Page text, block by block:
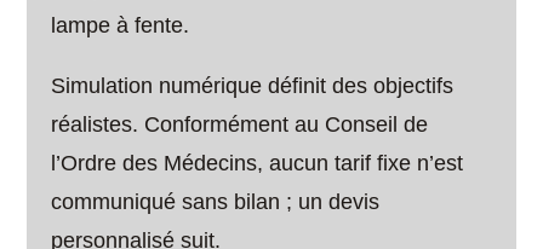
lampe à fente.
Simulation numérique définit des objectifs
réalistes. Conformément au Conseil de
l’Ordre des Médecins, aucun tarif fixe n’est
communiqué sans bilan ; un devis
personnalisé suit.